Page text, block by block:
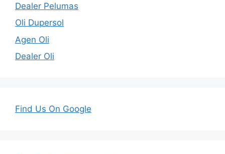
Dealer Pelumas
Oli Dupersol
Agen Oli
Dealer Oli
Find Us On Google